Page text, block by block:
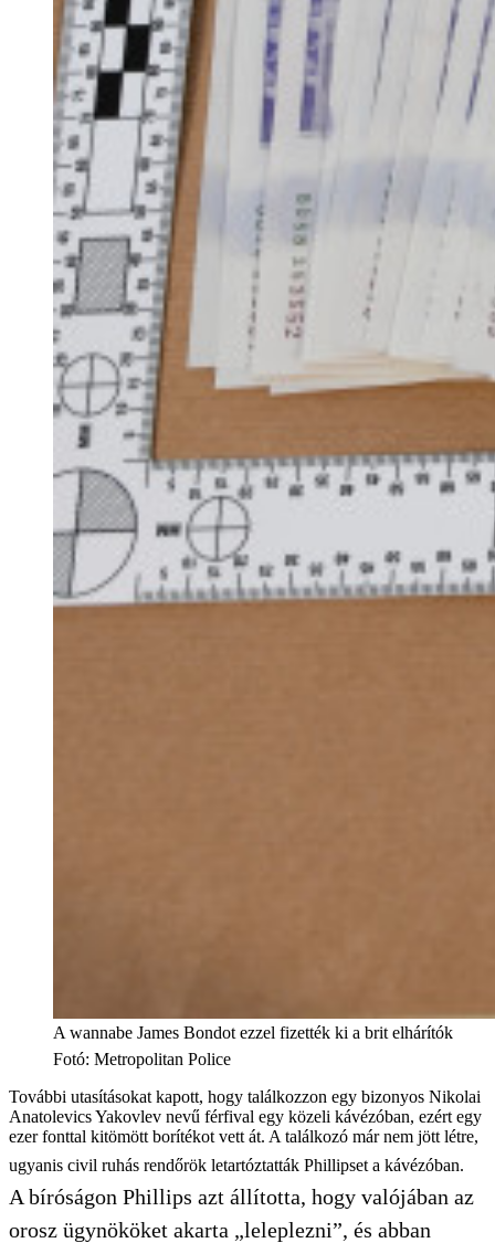
A wannabe James Bondot ezzel fizették ki a brit elhárítók
Fotó: Metropolitan Police
További utasításokat kapott, hogy találkozzon egy bizonyos Nikolai
Anatolevics Yakovlev nevű férfival egy közeli kávézóban, ezért egy
ezer fonttal kitömött borítékot vett át. A találkozó már nem jött létre,
ugyanis civil ruhás rendőrök letartóztatták Phillipset a kávézóban.
A bíróságon Phillips azt állította, hogy valójában az
orosz ügynököket akarta „leleplezni”, és abban